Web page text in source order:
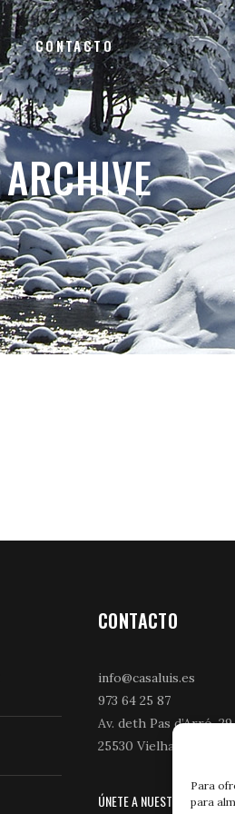
Para
para
CONTACTO
ARCHIVE
CONTACTO
info@casaluis.es
973 64 25 87
Av. deth Pas d’Arró, 29,
25530 Vielha, Lleida
ÚNETE A NUESTRAS